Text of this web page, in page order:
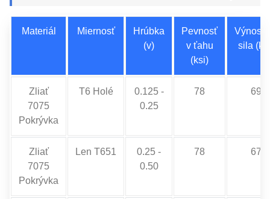
Materiál Miernosť
Hrúbka
(v)
Pevnosť
v ťahu
(ksi)
sila
Zliať
7075
Pokrývka
T6 Holé
0.125 -
0.25
78 69
Zliať
7075
Pokrývka
Len T651
0.25 -
0.50
78 67